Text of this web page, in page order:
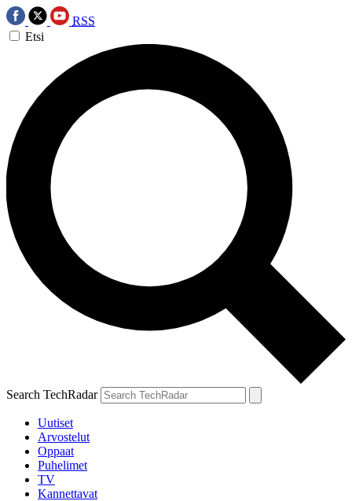
RSS
Etsi
Search TechRadar
Uutiset
Arvostelut
Oppaat
Puhelimet
TV
Kannettavat